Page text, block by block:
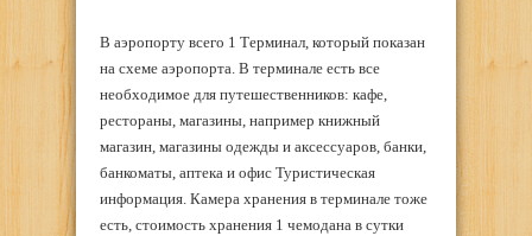
В аэропорту всего 1 Терминал, который показан
на схеме аэропорта. В терминале есть все
необходимое для путешественников: кафе,
рестораны, магазины, например книжный
магазин, магазины одежды и аксессуаров, банки,
банкоматы, аптека и офис Туристическая
информация. Камера хранения в терминале тоже
есть, стоимость хранения 1 чемодана в сутки